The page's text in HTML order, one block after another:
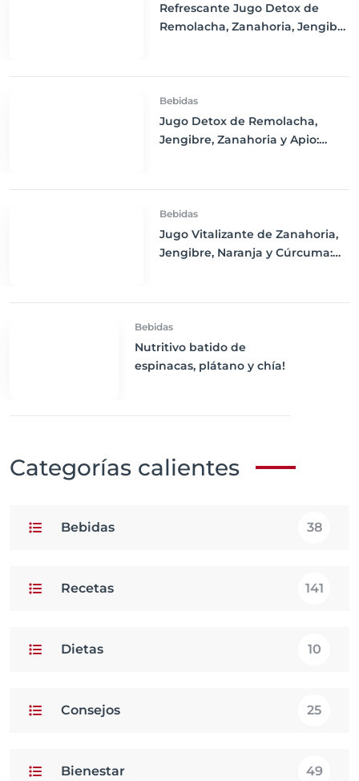
Refrescante Jugo Detox de
Remolacha, Zanahoria, Jengibre
Bebidas
Jugo Detox de Remolacha,
Jengibre, Zanahoria y Apio:
Bebidas
Jugo Vitalizante de Zanahoria,
Jengibre, Naranja y Cúrcuma:
Bebidas
Nutritivo batido de
espinacas, plátano y chía!
Categorías calientes
Bebidas 38
Recetas 141
Dietas 10
Consejos 25
Bienestar 49